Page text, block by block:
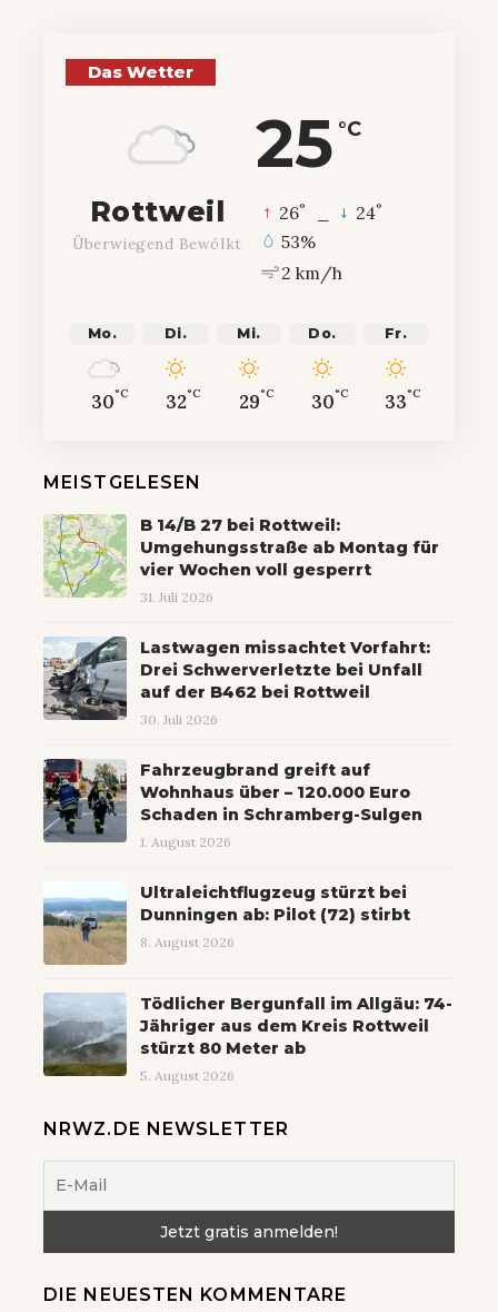
Das Wetter
25 °C
Rottweil
Überwiegend Bewölkt
26° 24°
53%
2 km/h
Mo.
30°C
Di.
32°C
Mi.
29°C
Do.
30°C
Fr.
33°C
MEISTGELESEN
B 14/B 27 bei Rottweil:
Umgehungsstraße ab Montag für
vier Wochen voll gesperrt
31. Juli 2026
Lastwagen missachtet Vorfahrt:
Drei Schwerverletzte bei Unfall
auf der B462 bei Rottweil
30. Juli 2026
Fahrzeugbrand greift auf
Wohnhaus über – 120.000 Euro
Schaden in Schramberg-Sulgen
1. August 2026
Ultraleichtflugzeug stürzt bei
Dunningen ab: Pilot (72) stirbt
8. August 2026
Tödlicher Bergunfall im Allgäu: 74-
Jähriger aus dem Kreis Rottweil
stürzt 80 Meter ab
5. August 2026
NRWZ.DE NEWSLETTER
DIE NEUESTEN KOMMENTARE